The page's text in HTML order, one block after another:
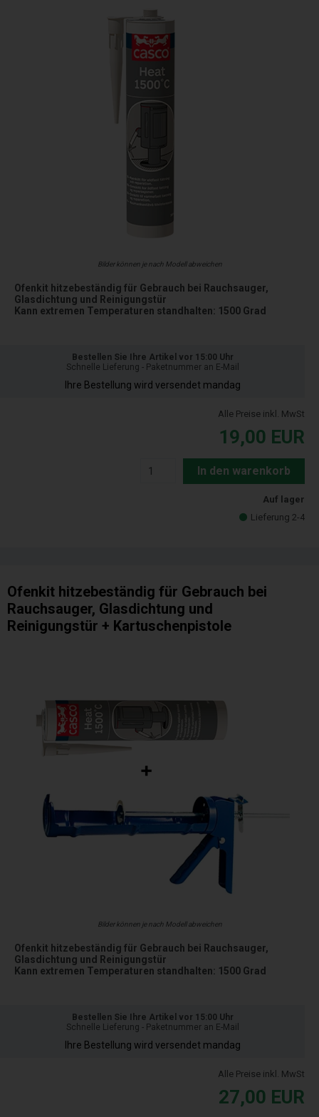
Bilder können je nach Modell abweichen
Ofenkit hitzebeständig für Gebrauch bei Rauchsauger,
Glasdichtung und Reinigungstür
Kann extremen Temperaturen standhalten: 1500 Grad
Bestellen Sie Ihre Artikel vor 15:00 Uhr
Schnelle Lieferung - Paketnummer an E-Mail
Ihre Bestellung wird versendet mandag
Alle Preise inkl. MwSt
19,00 EUR
In den warenkorb
Auf lager
Lieferung 2-4
Ofenkit hitzebeständig für Gebrauch bei
Rauchsauger, Glasdichtung und
Reinigungstür + Kartuschenpistole
Bilder können je nach Modell abweichen
Ofenkit hitzebeständig für Gebrauch bei Rauchsauger,
Glasdichtung und Reinigungstür
Kann extremen Temperaturen standhalten: 1500 Grad
Bestellen Sie Ihre Artikel vor 15:00 Uhr
Schnelle Lieferung - Paketnummer an E-Mail
Ihre Bestellung wird versendet mandag
Alle Preise inkl. MwSt
27,00 EUR